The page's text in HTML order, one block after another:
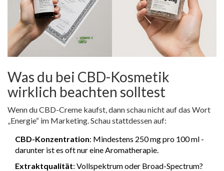
Was du bei CBD-Kosmetik
wirklich beachten solltest
Wenn du CBD-Creme kaufst, dann schau nicht auf das Wort
„Energie“ im Marketing. Schau stattdessen auf:
CBD-Konzentration: Mindestens 250 mg pro 100 ml -
darunter ist es oft nur eine Aromatherapie.
Extraktqualität: Vollspektrum oder Broad-Spectrum?